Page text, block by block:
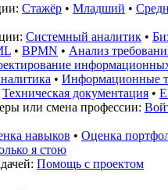
Стажёр • Младший •
Системный аналитик •
• BPMN • Анализ
• Информационные
Техническая документация •
или смена профессии:
навыков • Оценка
я стою
Помощь с проектом